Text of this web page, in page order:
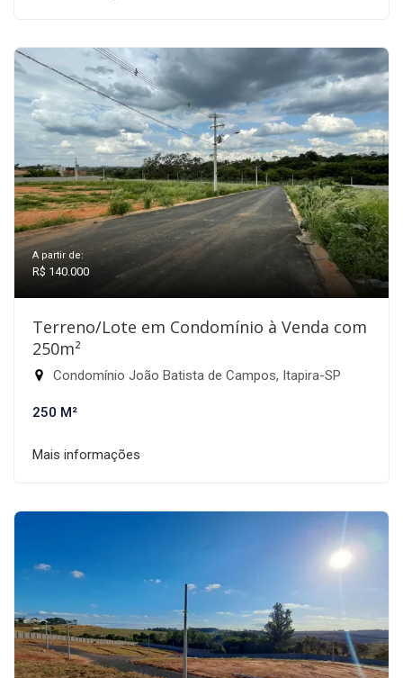
A partir de:
R$ 140.000
Terreno/Lote em Condomínio à Venda com
250m²
Condomínio João Batista de Campos, Itapira-SP
250 M²
Mais informações